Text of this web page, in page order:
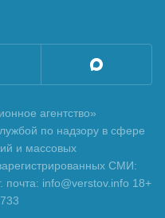
агентство»
по надзору в сфере
и массовых
СМИ:
info@verstov.info 18+